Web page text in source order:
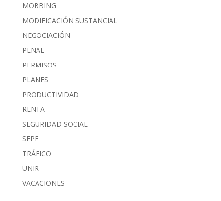
MOBBING
MODIFICACIÓN SUSTANCIAL
NEGOCIACIÓN
PENAL
PERMISOS
PLANES
PRODUCTIVIDAD
RENTA
SEGURIDAD SOCIAL
SEPE
TRÁFICO
UNIR
VACACIONES